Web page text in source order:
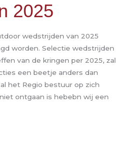
2025
wedstrijden van 2025
worden. Selectie wedstrijden
van de kringen per 2025, zal
een beetje anders dan
het Regio bestuur op zich
ontgaan is hebebn wij een